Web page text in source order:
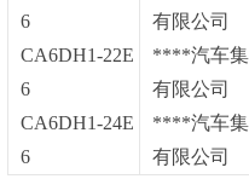
6
CA6DH1-22E
6
CA6DH1-24E
6
有限公司
****汽车集
有限公司
****汽车集
有限公司